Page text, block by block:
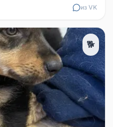
из VK
🐕